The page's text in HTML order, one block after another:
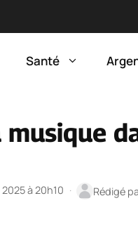
Santé
à 20h10 · Rédigé